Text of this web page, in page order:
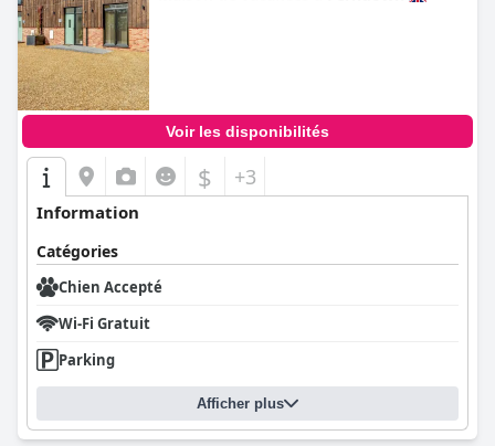
Voir les disponibilités
$ +3
Information
Catégories
Chien Accepté
Wi-Fi Gratuit
Parking
Afficher plus